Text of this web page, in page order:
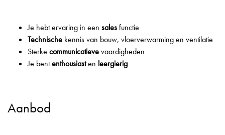
Je hebt ervaring in een salesfunctie
Technische kennis van bouw, vloerverwarming en ventilatie
Sterke communicatievevaardigheden
Je bententhousiasten leergierig
Aanbod